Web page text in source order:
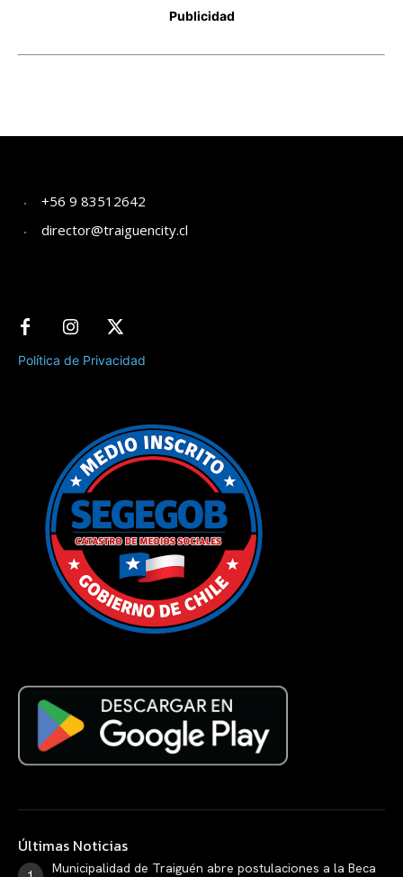
+56 9 83512642
director@traiguencity.cl
Política de Privacidad
Últimas Noticias
Municipalidad de Traiguén abre postulaciones a la Beca